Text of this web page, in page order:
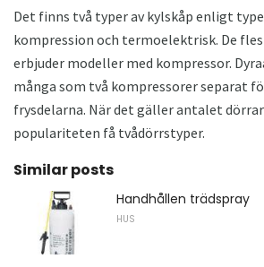
Det finns två typer av kylskåp enligt
kompression och termoelektrisk. De
erbjuder modeller med kompressor.
många som två kompressorer separat
frysdelarna. När det gäller antalet
populariteten få tvådörrstyper.
Similar posts
Handhållen trädspray
HUS